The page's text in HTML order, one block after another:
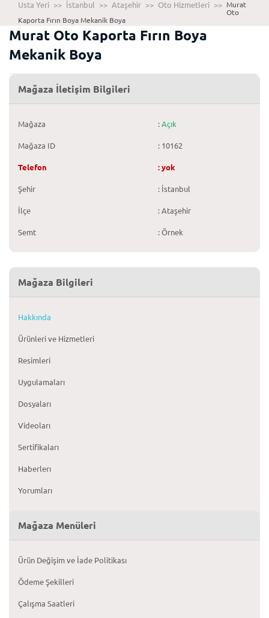
Usta Yeri >> İstanbul >> Ataşehir >> Oto Hizmetleri >>
Murat
Oto
Kaporta Fırın Boya Mekanik Boya
Murat Oto Kaporta Fırın Boya
Mekanik Boya
Mağaza İletişim Bilgileri
Mağaza : Açık
Mağaza ID : 10162
Telefon : yok
Şehir : İstanbul
İlçe : Ataşehir
Semt : Örnek
Mağaza Bilgileri
Hakkında
Ürünleri ve Hizmetleri
Resimleri
Uygulamaları
Dosyaları
Videoları
Sertifikaları
Haberlerı
Yorumları
Mağaza Menüleri
Ürün Değişim ve İade Politikası
Ödeme Şekilleri
Çalışma Saatleri